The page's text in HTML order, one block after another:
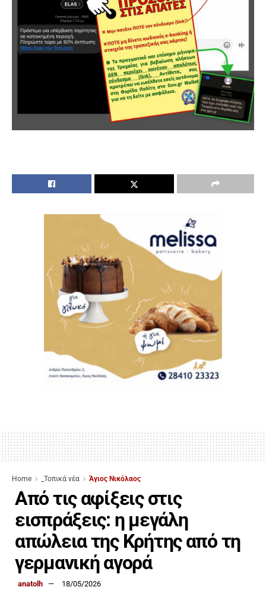
Home _Τοπικά νέα Άγιος Νικόλαος
Από τις αφίξεις στις
εισπράξεις: η μεγάλη
απώλεια της Κρήτης από τη
γερμανική αγορά
anatolh 18/05/2026